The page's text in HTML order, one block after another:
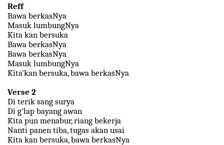
Reff
Bawa berkasNya
Masuk lumbungNya
Kita kan bersuka
Bawa berkasNya
Bawa berkasNya
Masuk lumbungNya
Kita'kan bersuka, bawa berkasNya
Verse 2
Di terik sang surya
Di g'lap bayang awan
Kita pun menabur, riang bekerja
Nanti panen tiba, tugas akan usai
Kita kan bersuka, bawa berkasNya